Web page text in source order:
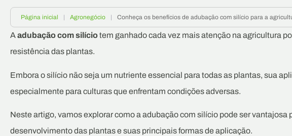
Página inicial Agronegócio Conheça os benefícios de adubação com silício para a
Aadubação com silíciotem ganhado cada vez mais atenção na agricultura
resistência das plantas.
Embora o silício não seja um nutriente essencial para todas as plantas, sua
especialmente para culturas que enfrentam condições adversas.
Neste artigo, vamos explorar como a adubação com silício pode ser
desenvolvimento das plantas e suas principais formas de aplicação.